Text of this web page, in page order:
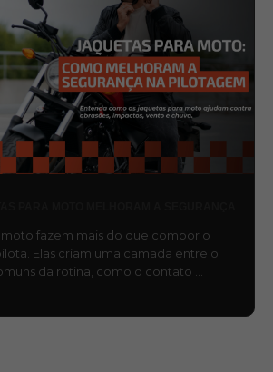
moto fazem mais do que compor o
Elas criam uma camada entre o
da rotina, como o contato …